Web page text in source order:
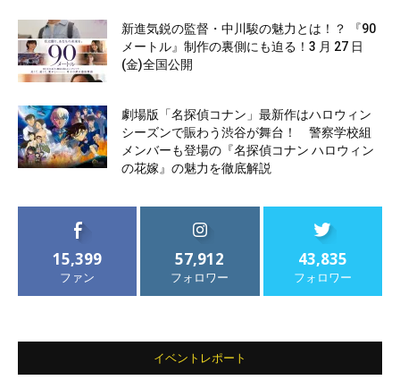
新進気鋭の監督・中川駿の魅力とは！？ 『90
メートル』制作の裏側にも迫る！3 月 27 日
(金)全国公開
劇場版「名探偵コナン」最新作はハロウィン
シーズンで賑わう渋谷が舞台！ 警察学校組
メンバーも登場の『名探偵コナン ハロウィン
の花嫁』の魅力を徹底解説
15,399
ファン
57,912
フォロワー
43,835
フォロワー
イベントレポート